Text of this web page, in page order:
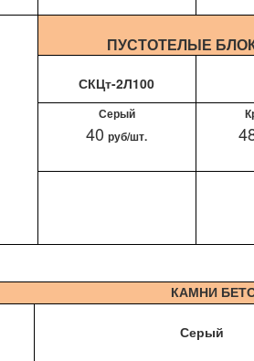
ПУСТОТЕЛЫЕ
СКЦт-2Л100
Серый
40 руб/шт.
КАМНИ
Серый